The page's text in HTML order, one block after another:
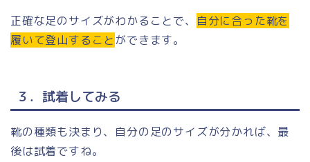
正確な足のサイズがわかることで、 自分に合った靴を
履いて登山すること ができます。
３．試着してみる
靴の種類も決まり、自分の足のサイズが分かれば、最
後は試着ですね。